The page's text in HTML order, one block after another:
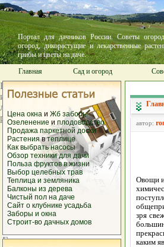
Портал для дачников России. Советы
огород, дикорастущие и лекарственные
грибы и цветы на даче.
Главная
Сад и огород
Цена окнаи Жб заборы
Озеленение и плодоводство
Продажапаркетной доски
Растениявтеплице
Как выбрать насосы
Обзор техникидля дачи
Польза фруктовв жизни
Выбор целебных трав
Теплица и земляника
Балконы из дерева
Чистый пол на даче
Сайт о клубнике усадьба
Заборы и окна
Строит-во дачных домов
автор:
Овощи
зря
каким